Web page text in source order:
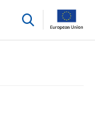
przejdź